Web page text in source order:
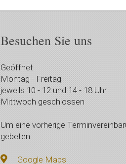
Besuchen Sie uns
Geöffnet
Montag - Freitag
jeweils 10 - 12 und 14 - 18 Uhr
Mittwoch geschlossen
Um eine vorherige
gebeten
Google Maps